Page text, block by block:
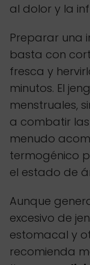
al dolor y la
Preparar una
basta con
fresca y
minutos. El
menstruales,
a combatir las
menudo
termogénico
el estado de
Aunque
excesivo de
estomacal y
recomienda